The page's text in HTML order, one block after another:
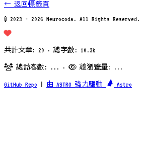
← 返回標籤頁
© 2023 - 2026 Neurocoda. All Rights Reserved.
共計文章: 20 · 總字數: 10.3k
總訪客數: ... · 總瀏覽量: ...
GitHub Repo 由 ASTRO 強力驅動 Astro